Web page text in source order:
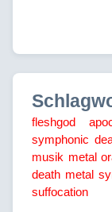
fleshgod
symphonic
musik metal
death metal
suffocation